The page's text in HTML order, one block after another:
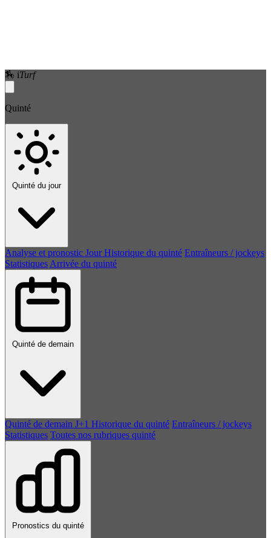
🏇 iTurf
Quinté
Quinté du jour
Analyse et pronostic Jour Historique du quinté Entraîneurs / jockeys
Statistiques Arrivée du quinté
Quinté de demain
Quinté de demain J+1 Historique du quinté Entraîneurs / jockeys
Statistiques Toutes nos rubriques quinté
Pronostics du quinté